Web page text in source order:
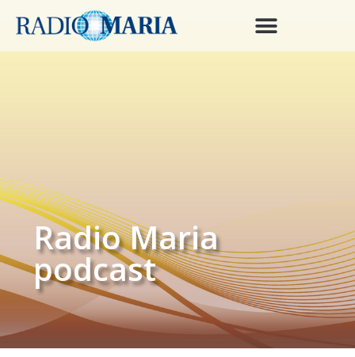
Radio Maria
podcast